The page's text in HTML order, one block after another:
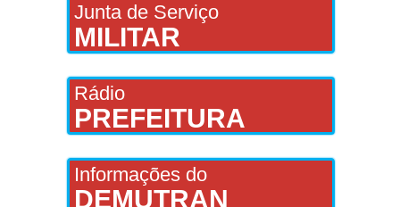
Junta de Serviço
MILITAR
Rádio
PREFEITURA
Informações do
DEMUTRAN